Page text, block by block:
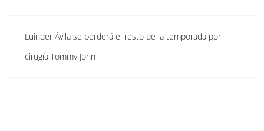
Luinder Ávila se perderá el resto de la temporada por
cirugía Tommy John